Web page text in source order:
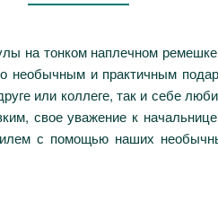
на тонком наплечном
необычным и практичным
или коллеге, так и себе
свое уважение к
с помощью наших